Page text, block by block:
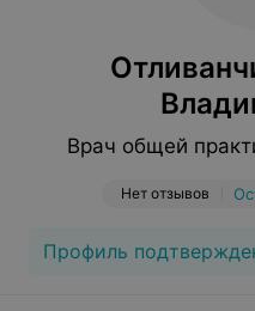
Врач общей
Нет отзывов
Профиль